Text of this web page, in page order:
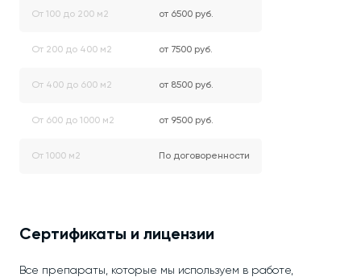
От 100 до 200 м2 от 6500 руб.
От 200 до 400 м2 от 7500 руб.
От 400 до 600 м2 от 8500 руб.
От 600 до 1000 м2 от 9500 руб.
От 1000 м2 По договоренности
Сертификаты и лицензии
Все препараты, которые мы используем в работе,